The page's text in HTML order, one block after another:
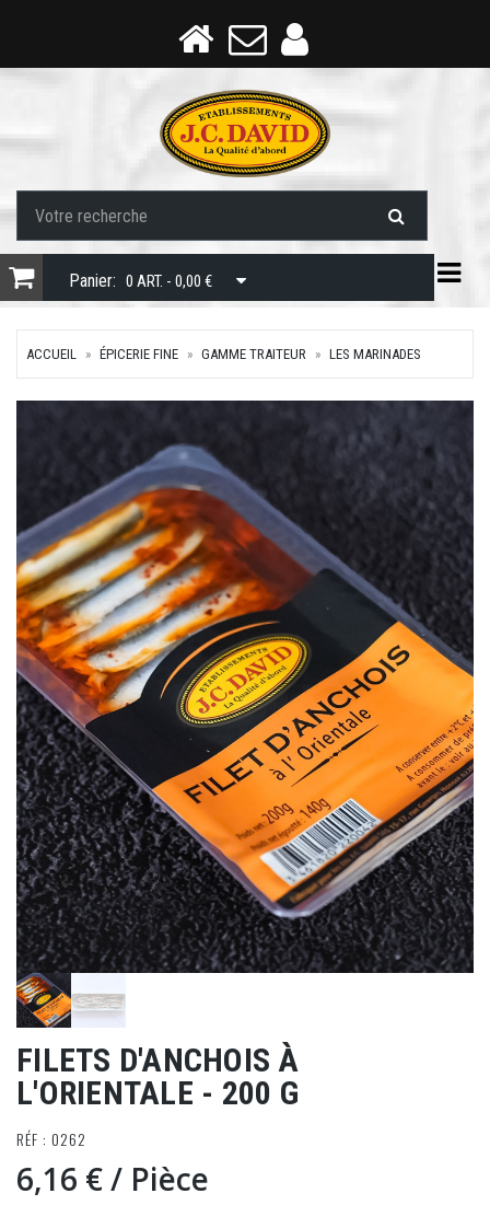
Panier: 0 ART. - 0,00 €
ACCUEIL ÉPICERIE FINE GAMME TRAITEUR LES MARINADES
FILETS D'ANCHOIS À
L'ORIENTALE - 200 G
RÉF : 0262
6,16 €/ Pièce